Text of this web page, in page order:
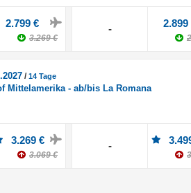
2.799 €
3.269 €
- 2.899
/14 Tage
Mittelamerika - ab/bis La Romana
3.269 €
3.069 €
-